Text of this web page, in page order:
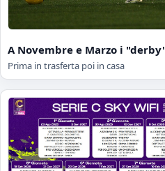
A Novembre e Marzo i
Prima in trasferta poi in casa